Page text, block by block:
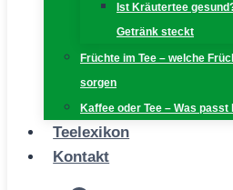
Ist Kräutertee
Getränk steckt
Früchte im Tee – welche
sorgen
Kaffee oder Tee – Was
Teelexikon
Kontakt